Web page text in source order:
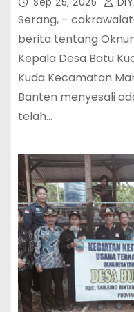
Serang, –
berita tentang
Kepala Desa Batu
Kuda Kecamatan
Banten menyesali
telah…